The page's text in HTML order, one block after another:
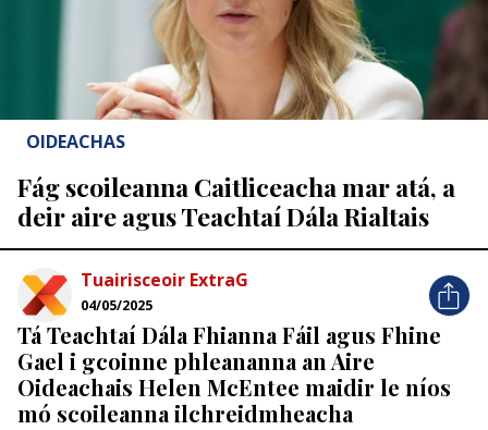
OIDEACHAS
Fág scoileanna Caitliceacha mar atá, a
deir aire agus Teachtaí Dála Rialtais
Tuairisceoir ExtraG
04/05/2025
Tá Teachtaí Dála Fhianna Fáil agus Fhine
Gael i gcoinne phleananna an Aire
Oideachais Helen McEntee maidir le níos
mó scoileanna ilchreidmheacha